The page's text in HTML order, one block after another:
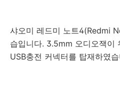
샤오미 레드미 노트4(Redmi
습입니다. 3.5mm 오디오잭이
USB충전 커넥터를 탑재하였